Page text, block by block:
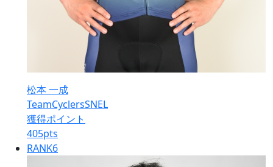
松本 一成
TeamCyclersSNEL
獲得ポイント
405pts
RANK6